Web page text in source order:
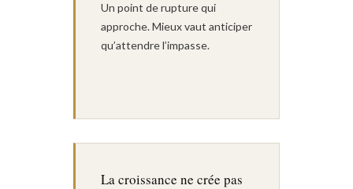
Un point de rupture qui
approche. Mieux vaut anticiper
qu’attendre l’impasse.
La croissance ne crée pas